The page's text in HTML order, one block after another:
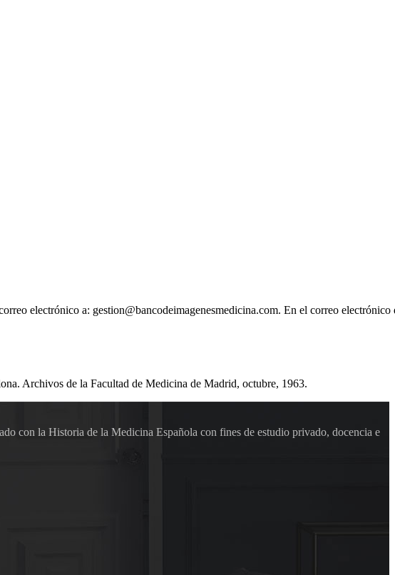
electrónico a: gestion@bancodeimagenesmedicina.com. En el correo electrónico
Archivos de la Facultad de Medicina de Madrid, octubre, 1963.
con la Historia de la Medicina Española con fines de estudio privado, docencia e